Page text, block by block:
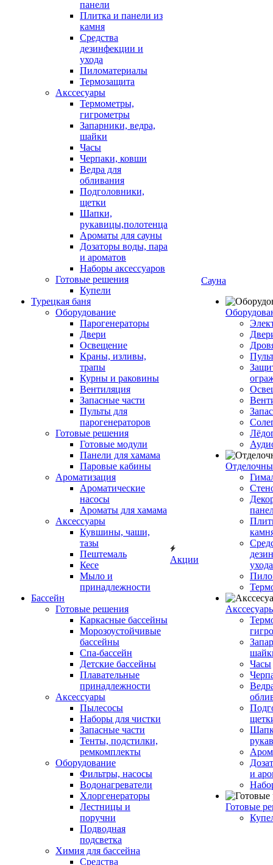
панели
Плитка и панели из
камня
Средства
дезинфекции и
ухода
Пиломатериалы
Термозащита
Аксcесуары
Термометры,
гигрометры
Запарники, ведра,
шайки
Часы
Черпаки, ковши
Ведра для
обливания
Подголовники,
щетки
Шапки,
рукавицы,полотенца
Ароматы для сауны
Дозаторы воды, пара
и ароматов
Наборы аксессуаров
Готовые решения
Купели
Турецкая баня
Оборудование
Парогенераторы
Двери
Освещение
Краны, изливы,
трапы
Курны и раковины
Вентиляция
Запасные части
Пульты для
парогенераторов
Готовые решения
Готовые модули
Панели для хамама
Паровые кабины
Ароматизация
Ароматические
насосы
Ароматы для хамама
Аксессуары
Кувшины, чаши,
тазы
Пештемаль
Кесе
Мыло и
принадлежности
Бассейн
Готовые решения
Каркасные бассейны
Морозоустойчивые
бассейны
Спа-бассейн
Детские бассейны
Плавательные
принадлежности
Аксессуары
Пылесосы
Наборы для чистки
Запасные части
Тенты, подстилки,
ремкомплекты
Оборудование
Фильтры, насосы
Водонагреватели
Хлоргенераторы
Лестницы и
поручни
Подводная
подсветка
Химия для бассейна
Средства
Акции
Сауна
ухода
Часы
и
Готовые